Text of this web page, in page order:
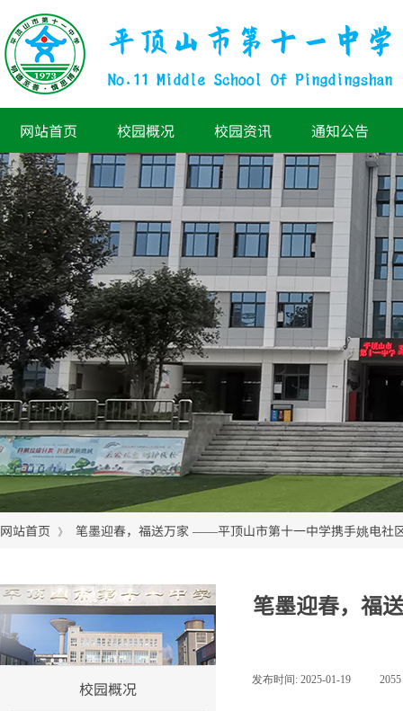
网站首页 校园概况 校园资讯 通知公告
网站首页 》 笔墨迎春，福送万家 ——平顶山市第十一中学携手姚电社
网站首页
校园概况
笔墨迎春，福
发布时间: 2025-01-19 2055